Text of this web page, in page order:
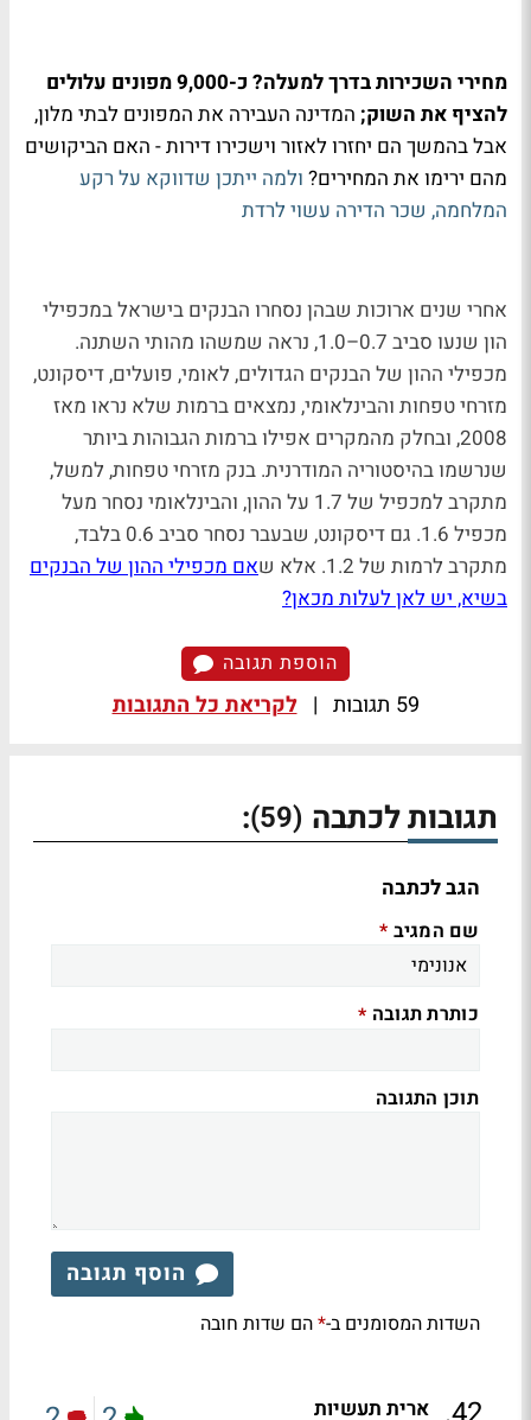
מחירי השכירות בדרך למעלה? כ-9,000 מפונים עלולים
להציף את השוק; המדינה העבירה את המפונים לבתי מלון,
אבל בהמשך הם יחזרו לאזור וישכירו דירות - האם הביקושים
מהם ירימו את המחירים? ולמה ייתכן שדווקא על רקע
המלחמה, שכר הדירה עשוי לרדת
אחרי שנים ארוכות שבהן נסחרו הבנקים בישראל במכפילי
הון שנעו סביב 0.7–1.0, נראה שמשהו מהותי השתנה.
מכפילי ההון של הבנקים הגדולים, לאומי, פועלים, דיסקונט,
מזרחי טפחות והבינלאומי, נמצאים ברמות שלא נראו מאז
2008, ובחלק מהמקרים אפילו ברמות הגבוהות ביותר
שנרשמו בהיסטוריה המודרנית. בנק מזרחי טפחות, למשל,
מתקרב למכפיל של 1.7 על ההון, והבינלאומי נסחר מעל
מכפיל 1.6. גם דיסקונט, שבעבר נסחר סביב 0.6 בלבד,
מתקרב לרמות של 1.2. אלא ש
אם מכפילי ההון של הבנקים
בשיא, יש לאן לעלות מכאן?
הוספת תגובה
59 תגובות | לקריאת כל התגובות
תגובות לכתבה (59)
:
הגב לכתבה
שם המגיב *
כותרת תגובה *
תוכן התגובה
הוסף תגובה
השדות המסומנים ב-*הם שדות חובה
ארית תעשיות